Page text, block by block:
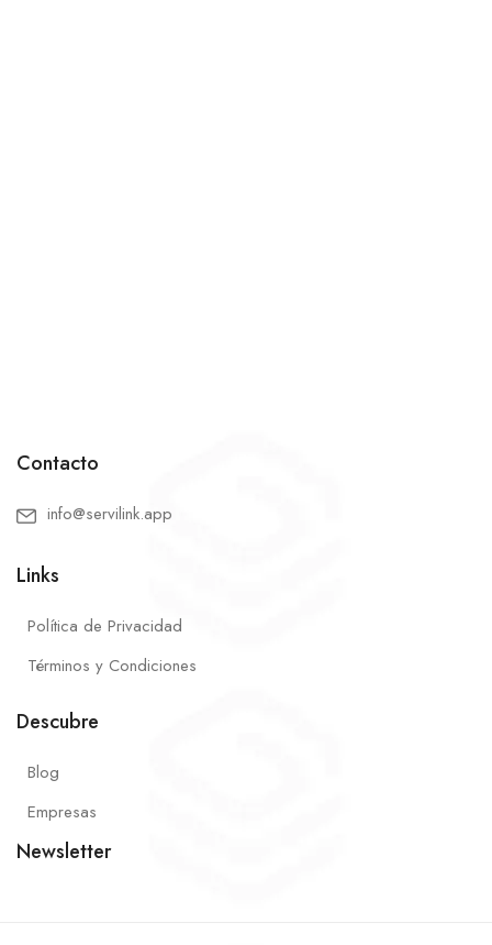
Contacto
info@servilink.app
Links
Política de Privacidad
Términos y Condiciones
Descubre
Blog
Empresas
Newsletter